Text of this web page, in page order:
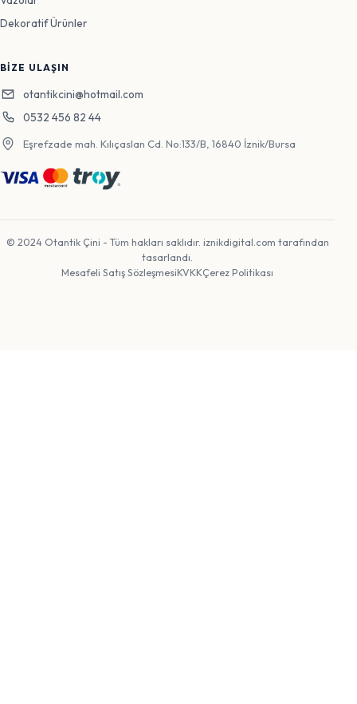
Dekoratif Ürünler
BIZE ULAŞIN
otantikcini@hotmail.com
0532 456 82 44
Eşrefzade mah. Kılıçaslan Cd. No:133/B, 16840 İznik/Bursa
© 2024 Otantik Çini - Tüm hakları saklıdır. iznikdigital.com tarafından
tasarlandı.
Mesafeli Satış SözleşmesiKVKKÇerez Politikası